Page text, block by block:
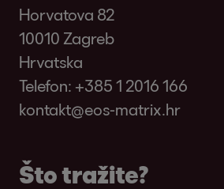
Horvatova 82
10010 Zagreb
Hrvatska
Telefon: +385 1 2016 166
kontakt@eos-matrix.hr
Što tražite?